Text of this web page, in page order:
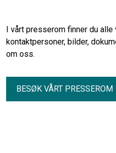
I vårt presserom finner du
kontaktpersoner, bilder,
om oss.
BESØK VÅRT PRESSEROM